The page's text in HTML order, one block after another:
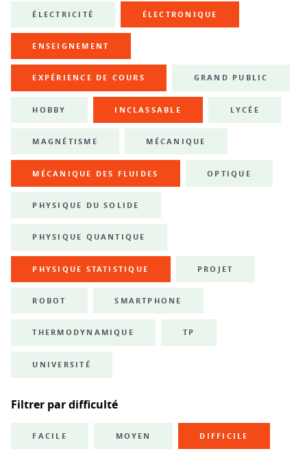
ÉLECTRICITÉ ÉLECTRONIQUE
ENSEIGNEMENT
EXPÉRIENCE DE COURS GRAND PUBLIC
HOBBY INCLASSABLE LYCÉE
MAGNÉTISME MÉCANIQUE
MÉCANIQUE DES FLUIDES OPTIQUE
PHYSIQUE DU SOLIDE
PHYSIQUE QUANTIQUE
PHYSIQUE STATISTIQUE PROJET
ROBOT SMARTPHONE
THERMODYNAMIQUE TP
UNIVERSITÉ
Filtrer par difficulté
FACILE MOYEN DIFFICILE